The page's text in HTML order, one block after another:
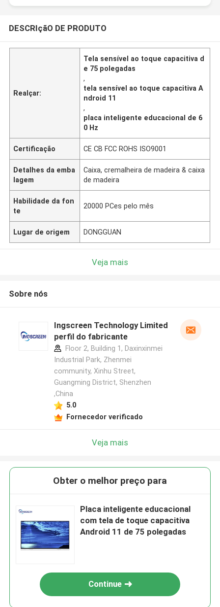
DESCRIçãO DE PRODUTO
Realçar:
Tela sensível ao toque capacitiva d
e 75 polegadas
,
tela sensível ao toque capacitiva A
ndroid 11
,
placa inteligente educacional de 6
0 Hz
Certificação CE CB FCC ROHS ISO9001
Detalhes da emba
lagem
Caixa, cremalheira de madeira & caixa
de madeira
Habilidade da fon
te
20000 PCes pelo mês
Lugar de origem DONGGUAN
Veja mais
Sobre nós
Ingscreen Technology Limited
perfil do fabricante
Floor 2, Building 1, Daxinxinmei
Industrial Park, Zhenmei
community, Xinhu Street,
Guangming District, Shenzhen
,China
5.0
Fornecedor verificado
Veja mais
Obter o melhor preço para
Placa inteligente educacional
com tela de toque capacitiva
Android 11 de 75 polegadas
Continue